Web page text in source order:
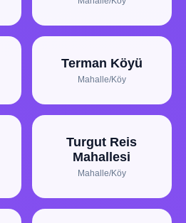
Terman Köyü
Mahalle/Köy
Turgut Reis
Mahallesi
Mahalle/Köy